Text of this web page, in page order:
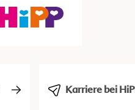
Karriere bei